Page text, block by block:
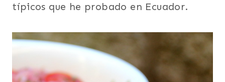
típicos que he probado en Ecuador.